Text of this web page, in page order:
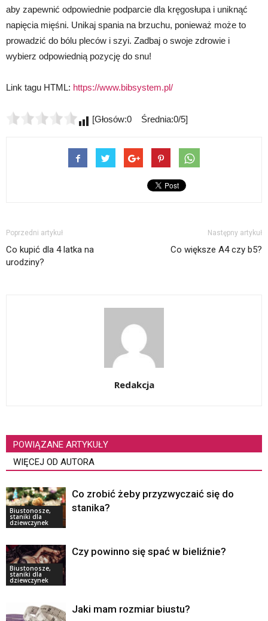
aby zapewnić odpowiednie podparcie dla kręgosłupa i uniknąć
napięcia mięśni. Unikaj spania na brzuchu, ponieważ może to
prowadzić do bólu pleców i szyi. Zadbaj o swoje zdrowie i
wybierz odpowiednią pozycję do snu!
Link tagu HTML: https://www.bibsystem.pl/
[Głosów:0 Średnia:0/5]
Poprzedni artykuł
Co kupić dla 4 latka na
urodziny?
Następny artykuł
Co większe A4 czy b5?
Redakcja
POWIĄZANE ARTYKUŁY
WIĘCEJ OD AUTORA
Biustonosze,
staniki dla
dziewczynek
Co zrobić żeby przyzwyczaić się do
stanika?
Biustonosze,
staniki dla
dziewczynek
Czy powinno się spać w bieliźnie?
Jaki mam rozmiar biustu?